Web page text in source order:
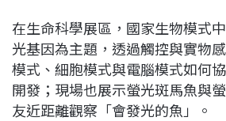
在生命科學展區，國家生物模式
光基因為主題，透過觸控與實物
模式、細胞模式與電腦模式如何
開發；現場也展示螢光斑馬魚與
友近距離觀察「會發光的魚」。